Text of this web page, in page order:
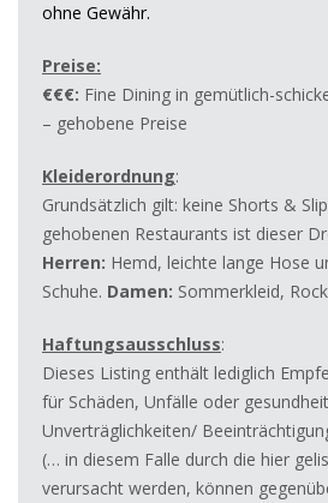
ohne Gewähr.
Preise:
€€€: Fine Dining in gemütlich-
– gehobene Preise
Kleiderordnung:
Grundsätzlich gilt: keine Shorts &
gehobenen Restaurants ist dieser
Herren: Hemd, leichte lange Hose
Schuhe. Damen: Sommerkleid,
Haftungsausschluss:
Dieses Listing enthält lediglich
für Schäden, Unfälle oder
Unverträglichkeiten/
(… in diesem Falle durch die hier
verursacht werden, können